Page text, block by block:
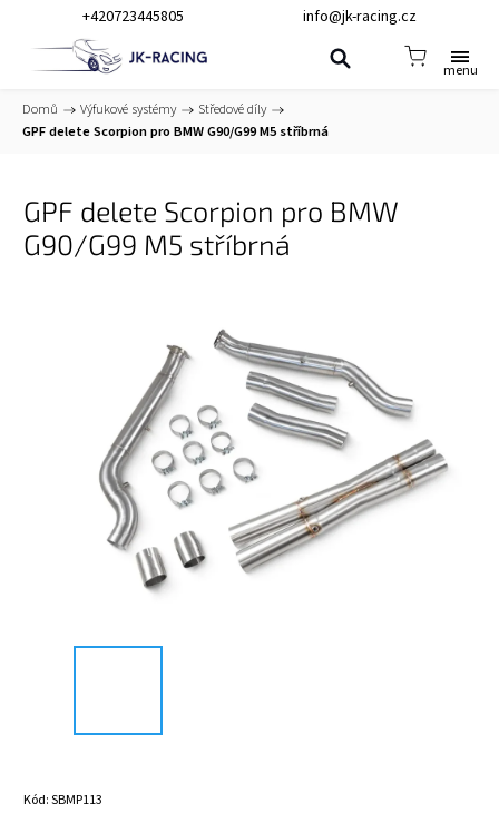
+420723445805 info@jk-racing.cz
Domů / Výfukové systémy / Středové díly /
GPF delete Scorpion pro BMW G90/G99 M5 stříbrná
GPF delete Scorpion pro BMW
G90/G99 M5 stříbrná
Kód:SBMP113